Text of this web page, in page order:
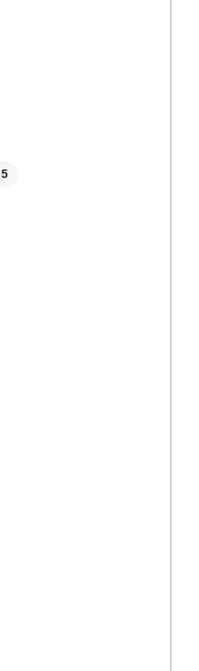
5